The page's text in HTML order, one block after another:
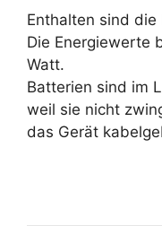
Enthalten sind die
Die Energiewerte
Watt.
Batterien sind im
weil sie nicht
das Gerät